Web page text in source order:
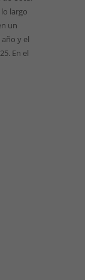
largo
un
y el
En el